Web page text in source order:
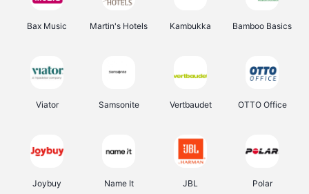
Bax Music Martin's Hotels Kambukka Bamboo Basics
Viator Samsonite Vertbaudet OTTO Office
Joybuy Name It JBL Polar